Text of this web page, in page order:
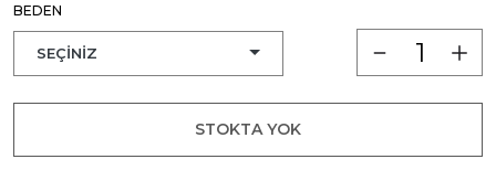
BEDEN
STOKTA YOK